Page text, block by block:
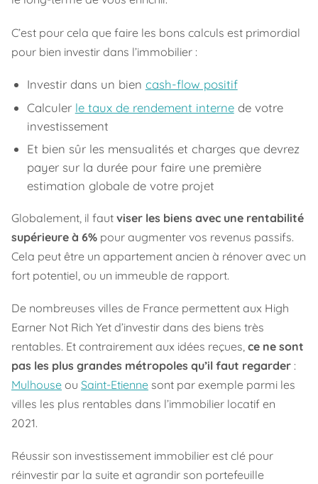
C’est pour cela que faire les bons calculs est primordial
pour bien investir dans l’immobilier :
Investir dans un bien cash-flow positif
Calculer le taux de rendement internede votre
investissement
Et bien sûr les mensualités et charges que devrez
payer sur la durée pour faire une première
estimation globale de votre projet
Globalement, il faut viser les biens avec une rentabilité
supérieure à 6% pour augmenter vos revenus passifs.
Cela peut être un appartement ancien à rénover avec un
fort potentiel, ou un immeuble de rapport.
De nombreuses villes de France permettent aux High
Earner Not Rich Yet d’investir dans des biens très
rentables. Et contrairement aux idées reçues, ce ne sont
pas les plus grandes métropoles qu’il faut regarder :
Mulhouse ou Saint-Etienne sont par exemple parmi les
villes les plus rentables dans l’immobilier locatif en
2021.
Réussir son investissement immobilier est clé pour
réinvestir par la suite et agrandir son portefeuille